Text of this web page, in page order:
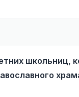
школьниц,